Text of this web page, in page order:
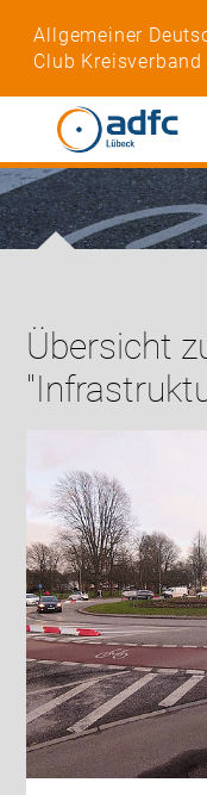
Allgemeiner
Club Kreisverband
Übersicht